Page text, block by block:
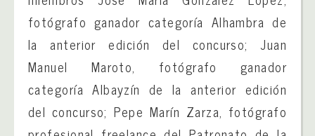
fotógrafo ganador categoría Alhambra de
la anterior edición del concurso; Juan
Manuel Maroto, fotógrafo ganador
categoría Albayzín de la anterior edición
del concurso; Pepe Marín Zarza, fotógrafo